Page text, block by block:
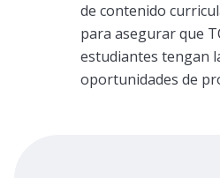
de contenido
para asegurar que
estudiantes tengan
oportunidades de